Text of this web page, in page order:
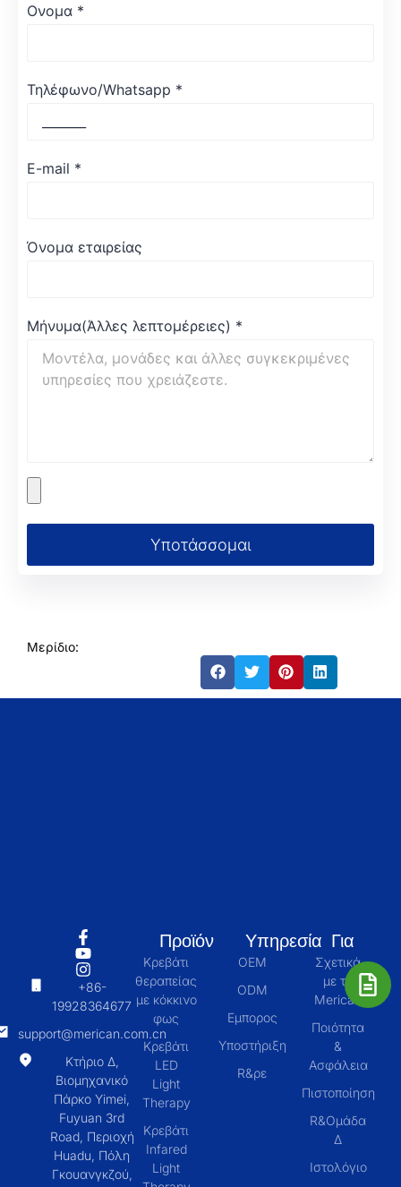
Ονομα *
Τηλέφωνο/Whatsapp *
E-mail *
Όνομα εταιρείας
Μήνυμα(Άλλες λεπτομέρειες) *
Υποτάσσομαι
Μερίδιο:
+86-
19928364677
support@merican.com.cn
Κτήριο Δ,
Βιομηχανικό
Πάρκο Yimei,
Fuyuan 3rd
Road, Περιοχή
Huadu, Πόλη
Γκουανγκζού,
Προϊόν
Κρεβάτι
θεραπείας
με κόκκινο
φως
Κρεβάτι
LED
Light
Therapy
Κρεβάτι
Infared
Light
Υπηρεσία
OEM
ODM
Εμπορος
Υποστήριξη
R&ρε
Για
Σχετικά
με το
Merican
Ποιότητα
&
Ασφάλεια
Πιστοποίηση
R&Ομάδα
Δ
Ιστολόγιο